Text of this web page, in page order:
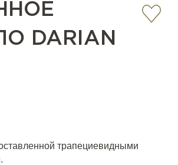
DARIAN
трапециевидными